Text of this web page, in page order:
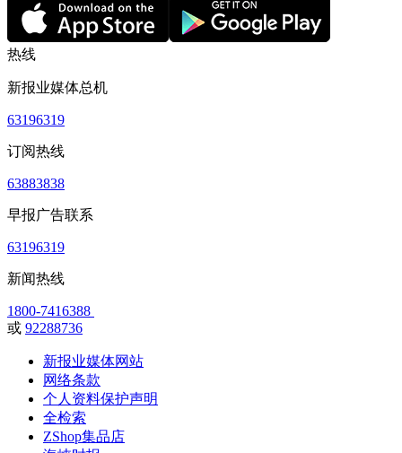
热线
新报业媒体总机
63196319
订阅热线
63883838
早报广告联系
63196319
新闻热线
1800-7416388
或 92288736
新报业媒体网站
网络条款
个人资料保护声明
全检索
ZShop集品店